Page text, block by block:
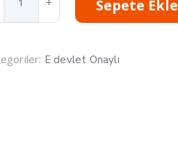
Sepete Ekle
E devlet Onaylı